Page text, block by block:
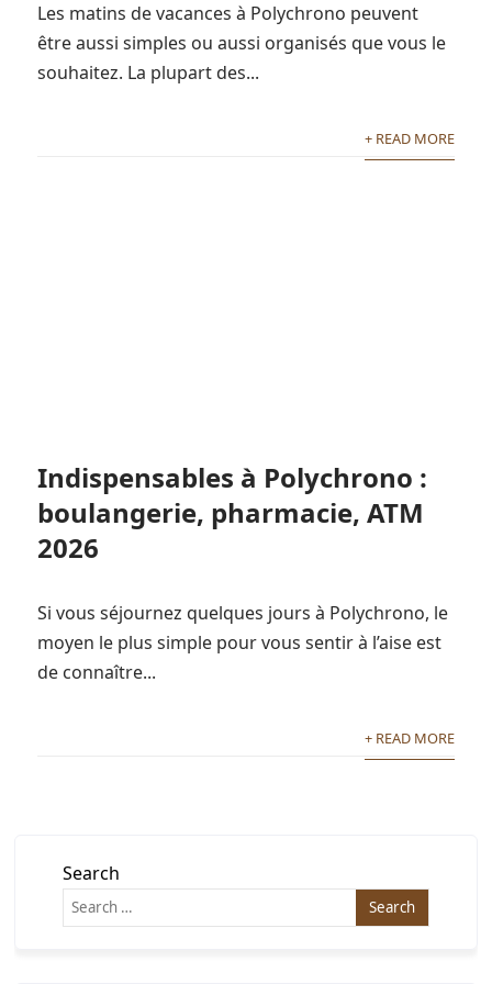
Les matins de vacances à Polychrono peuvent
être aussi simples ou aussi organisés que vous le
souhaitez. La plupart des...
+ READ MORE
Indispensables à Polychrono :
boulangerie, pharmacie, ATM
2026
Si vous séjournez quelques jours à Polychrono, le
moyen le plus simple pour vous sentir à l’aise est
de connaître...
+ READ MORE
Search